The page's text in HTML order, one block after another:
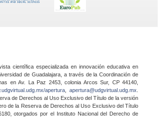
científica especializada en innovación educativa en
de Guadalajara, a través de la Coordinación de
en Av. La Paz 2453, colonia Arcos Sur, CP 44140,
apertura apertura@udgvirtual.udg.mx
de Derechos al Uso Exclusivo del Título de la versión
de la Reserva de Derechos al Uso Exclusivo del Título
otorgados por el Instituto Nacional del Derecho de